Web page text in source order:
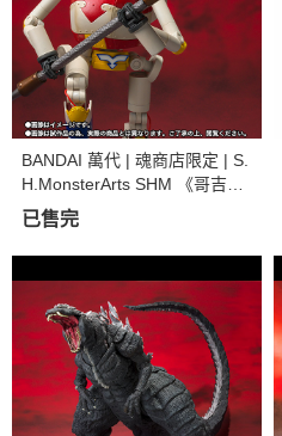
BANDAI 萬代 | 魂商店限定 | S.
H.MonsterArts SHM 《哥吉拉
奇異點》噴射傑格 (預訂2022
年4月)
已售完